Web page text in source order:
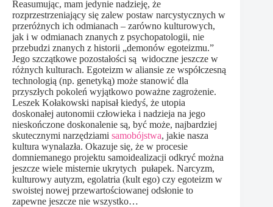
Reasumując, mam jedynie nadzieję, że
rozprzestrzeniający się zalew postaw narcystycznych w
przeróżnych ich odmianach – zarówno kulturowych,
jak i w odmianach znanych z psychopatologii, nie
przebudzi znanych z historii „demonów egoteizmu.”
Jego szczątkowe pozostałości są widoczne jeszcze w
różnych kulturach. Egoteizm w aliansie ze współczesną
technologią (np. genetyką) może stanowić dla
przyszłych pokoleń wyjątkowo poważne zagrożenie.
Leszek Kołakowski napisał kiedyś, że utopia
doskonałej autonomii człowieka i nadzieja na jego
nieskończone doskonalenie są, być może, najbardziej
skutecznymi narzędziami samobójstwa, jakie nasza
kultura wynalazła. Okazuje się, że w procesie
domniemanego projektu samoidealizacji odkryć można
jeszcze wiele misternie ukrytych pułapek. Narcyzm,
kulturowy autyzm, egolatria (kult ego) czy egoteizm w
swoistej nowej przewartościowanej odsłonie to
zapewne jeszcze nie wszystko…